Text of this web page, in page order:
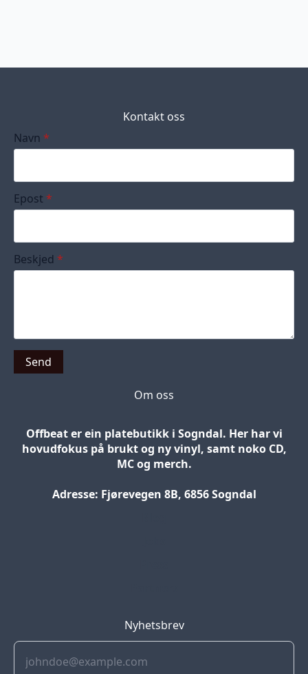
Kontakt oss
Navn *
Epost *
Beskjed *
Send
Om oss
Offbeat er ein platebutikk i Sogndal. Her har vi
hovudfokus på brukt og ny vinyl, samt noko CD,
MC og merch.
Adresse: Fjørevegen 8B, 6856 Sogndal
Nyhetsbrev